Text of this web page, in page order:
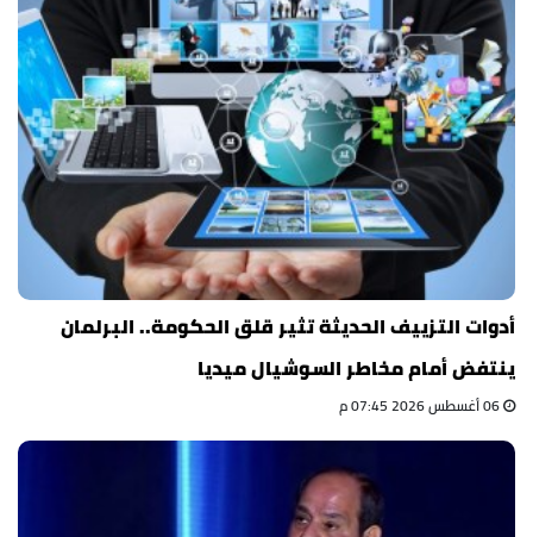
أدوات التزييف الحديثة تثير قلق الحكومة.. البرلمان
ينتفض أمام مخاطر السوشيال ميديا